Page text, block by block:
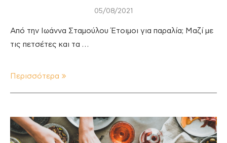
05/08/2021
Από την Ιωάννα Σταμούλου Έτοιμοι για παραλία; Μαζί με
τις πετσέτες και τα …
Περισσότερα